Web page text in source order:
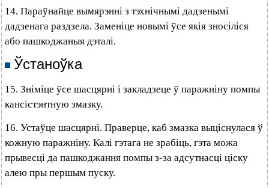
14. Параўнайце вымярэнні з тэхнічнымі дадзенымі
дадзенага раздзела. Заменіце новымі ўсе якія зносіліся
або пашкоджаныя дэталі.
Ўстаноўка
15. Зніміце ўсе шасцярні і закладзеце ў паражніну помпы
кансістэнтную змазку.
16. Устаўце шасцярні. Праверце, каб змазка выціснулася ў
кожную паражніну. Калі гэтага не зрабіць, гэта можа
прывесці да пашкоджання помпы з-за адсутнасці ціску
алею пры першым пуску.